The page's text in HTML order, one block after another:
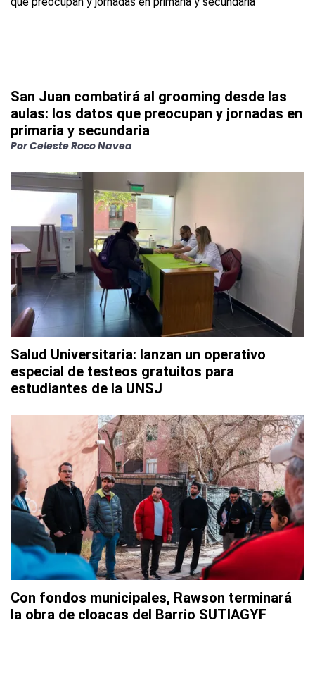
San Juan combatirá al grooming desde las
aulas: los datos que preocupan y jornadas en
primaria y secundaria
PorCeleste Roco Navea
Salud Universitaria: lanzan un operativo
especial de testeos gratuitos para
estudiantes de la UNSJ
Con fondos municipales, Rawson terminará
la obra de cloacas del Barrio SUTIAGYF